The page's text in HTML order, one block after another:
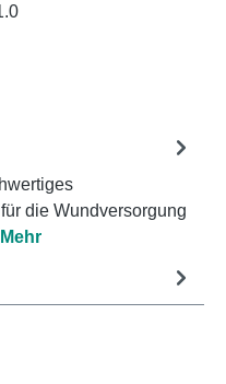
die Wundversorgung
Mehr